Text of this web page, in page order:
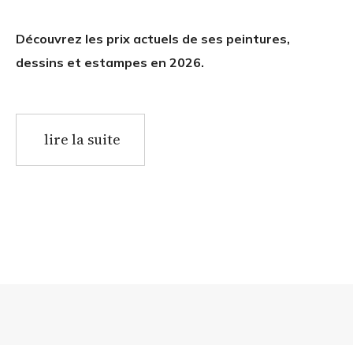
Découvrez les prix actuels de ses peintures,
dessins et estampes en 2026.
lire la suite